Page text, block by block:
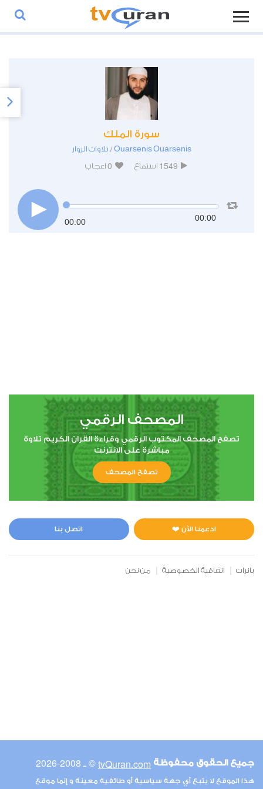
سورة الملك
Ouarsenis Ouarsenis
/ تلاوات الزوار
1549 استماع 0 اعجاب
00:00 00:00
المصحف الرقمي
تصفح المصحف المكتوب الرقمي وقراءة القران الكريم تلاوة
مباشرة على الانترنت
تصفح المصحف
ادعمنا الآن ❤️ اتصل بنا
بانرات اتفاقية الخصوصية من نحن
جميع الحقوق محفوظة tvQuran.com© ـ 2008-2026
هذا الموقع لا يتبع أي جهة سياسية أو طائفية معينة و إنما موقع